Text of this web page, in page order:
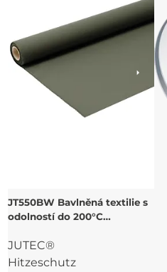
JT550BW Bavlněná textilie s
odolností do 200°C
JUTEC®
Hitzeschutz